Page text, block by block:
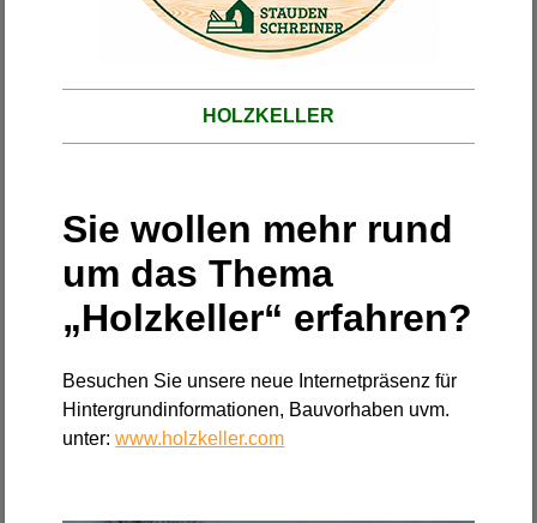
HOLZKELLER
Sie wollen mehr rund
um das Thema
„Holzkeller“ erfahren?
Besuchen Sie unsere neue Internetpräsenz für
Hintergrundinformationen, Bauvorhaben uvm.
unter:www.holzkeller.com